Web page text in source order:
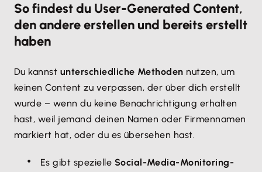
So findest du User-Generated Content,
den andere erstellen und bereits erstellt
haben
Du kannst unterschiedliche Methoden nutzen, um
keinen Content zu verpassen, der über dich erstellt
wurde – wenn du keine Benachrichtigung erhalten
hast, weil jemand deinen Namen oder Firmennamen
markiert hat, oder du es übersehen hast.
Es gibt spezielle Social-Media-Monitoring-